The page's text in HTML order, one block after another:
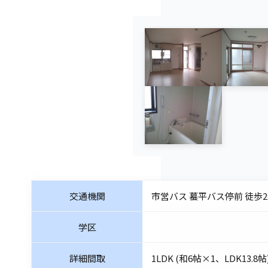
交通機関 市営バス 蟇平バス停前 徒歩
学区
詳細間取 1LDK (和6帖×1、LDK13.8